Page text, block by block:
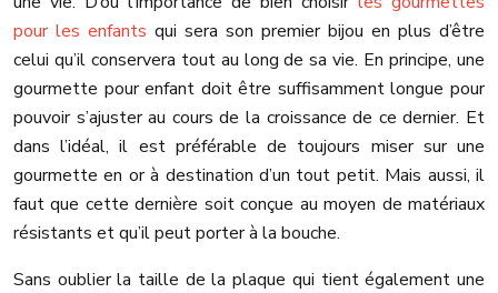
pour les enfants qui sera son premier bijou en plus d’être
celui qu’il conservera tout au long de sa vie. En principe, une
gourmette pour enfant doit être suffisamment longue pour
pouvoir s’ajuster au cours de la croissance de ce dernier. Et
dans l’idéal, il est préférable de toujours miser sur une
gourmette en or à destination d’un tout petit. Mais aussi, il
faut que cette dernière soit conçue au moyen de matériaux
résistants et qu’il peut porter à la bouche.
Sans oublier la taille de la plaque qui tient également une